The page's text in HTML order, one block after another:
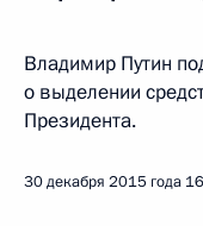
Владимир Путин
о выделении
Президента.
30 декабря 2015 года